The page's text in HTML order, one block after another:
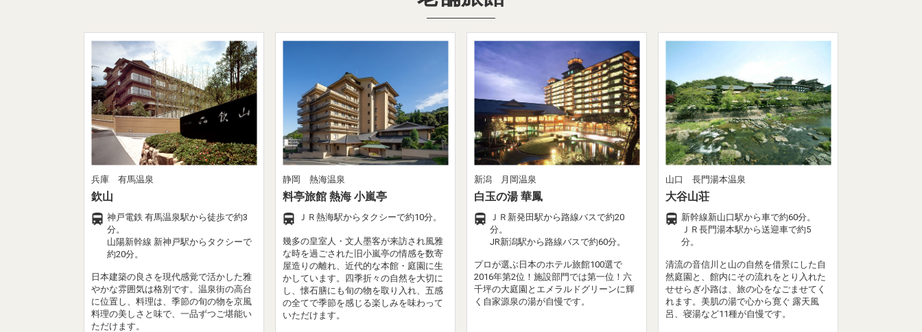
兵庫 有馬温泉
欽山
神戸電鉄 有馬温泉駅から徒歩で約3
分。
山陽新幹線 新神戸駅からタクシーで
約20分。
日本建築の良さを現代感覚で活かした雅
やかな雰囲気は格別です。温泉街の高台
に位置し、料理は、季節の旬の物を京風
料理の美しさと味で、一品ずつご堪能い
ただけます。
静岡 熱海温泉
料亭旅館 熱海 小嵐亭
ＪＲ熱海駅からタクシーで約10分。
幾多の皇室人・文人墨客が来訪され風雅
な時を過ごされた旧小嵐亭の情感を数寄
屋造りの離れ、近代的な本館・庭園に生
かしています。四季折々の自然を大切に
し、懐石膳にも旬の物を取り入れ、五感
の全てで季節を感じる楽しみを味わって
いただけます。
新潟 月岡温泉
白玉の湯 華鳳
ＪＲ新発田駅から路線バスで約20
分。
JR新潟駅から路線バスで約60分。
プロが選ぶ日本のホテル旅館100選で
2016年第2位！施設部門では第一位！六
千坪の大庭園とエメラルドグリーンに輝
く自家源泉の湯が自慢です。
山口 長門湯本温泉
大谷山荘
新幹線新山口駅から車で約60分。
ＪＲ長門湯本駅から送迎車で約5
分。
清流の音信川と山の自然を借景にした自
然庭園と、館内にその流れをとり入れた
せせらぎ小路は、旅の心をなごませてく
れます。美肌の湯で心から寛ぐ 露天風
呂、寝湯など11種が自慢です。